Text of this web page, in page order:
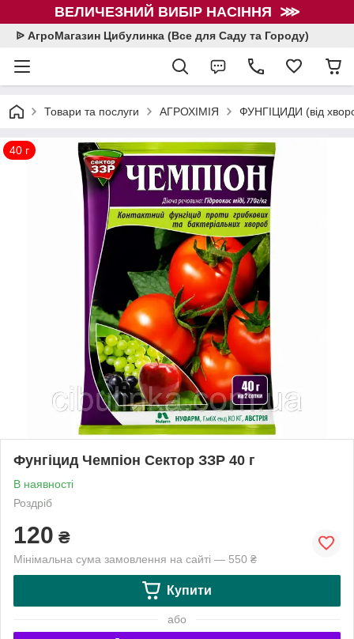
ВЕЛИЧЕЗНИЙ ВИБІР НАСІННЯ ⋙
ᐉ АгроМагазин Цибулинка (Все для Саду та Городу)
Товари та послуги АГРОХІМІЯ ФУНГІЦИДИ (від
40 г
Фунгіцид Чемпіон Сектор ЗЗР 40 г
В наявності
Роздріб
120 ₴
Мінімальна сума замовлення на сайті — 550 ₴
Купити
або